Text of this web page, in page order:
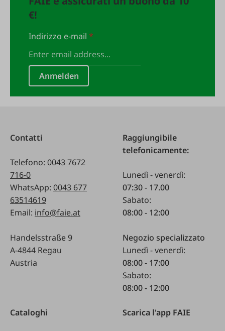
€!
Indirizzo e-mail*
Anmelden
Contatti
Telefono: 0043 7672
716-0
WhatsApp: 0043 677
63514619
Email: info@faie.at
Handelsstraße 9
A-4844 Regau
Austria
Raggiungibile
telefonicamente:
Lunedì - venerdì:
07:30 - 17.00
Sabato:
08:00 - 12:00
Negozio specializzato
Lunedì - venerdì:
08:00 - 17:00
Sabato:
08:00 - 12:00
Cataloghi Scarica l'app FAIE